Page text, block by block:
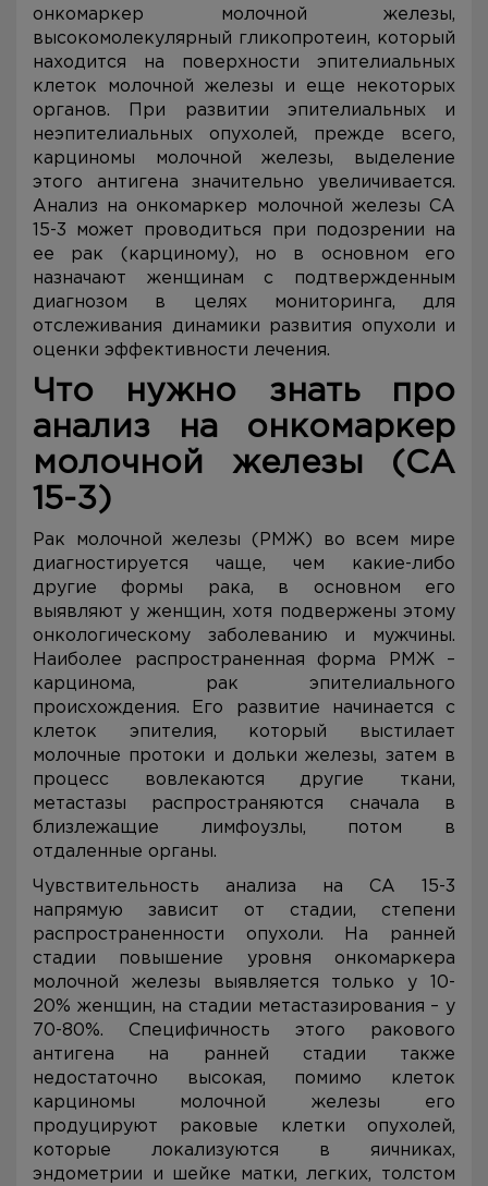
онкомаркер молочной железы,
высокомолекулярный гликопротеин, который
находится на поверхности эпителиальных
клеток молочной железы и еще некоторых
органов. При развитии эпителиальных и
неэпителиальных опухолей, прежде всего,
карциномы молочной железы, выделение
этого антигена значительно увеличивается.
Анализ на онкомаркер молочной железы CA
15-3 может проводиться при подозрении на
ее рак (карциному), но в основном его
назначают женщинам с подтвержденным
диагнозом в целях мониторинга, для
отслеживания динамики развития опухоли и
оценки эффективности лечения.
Что нужно знать про
анализ на онкомаркер
молочной железы (CA
15-3)
Рак молочной железы (РМЖ) во всем мире
диагностируется чаще, чем какие-либо
другие формы рака, в основном его
выявляют у женщин, хотя подвержены этому
онкологическому заболеванию и мужчины.
Наиболее распространенная форма РМЖ –
карцинома, рак эпителиального
происхождения. Его развитие начинается с
клеток эпителия, который выстилает
молочные протоки и дольки железы, затем в
процесс вовлекаются другие ткани,
метастазы распространяются сначала в
близлежащие лимфоузлы, потом в
отдаленные органы.
Чувствительность анализа на CA 15-3
напрямую зависит от стадии, степени
распространенности опухоли. На ранней
стадии повышение уровня онкомаркера
молочной железы выявляется только у 10-
20% женщин, на стадии метастазирования – у
70-80%. Специфичность этого ракового
антигена на ранней стадии также
недостаточно высокая, помимо клеток
карциномы молочной железы его
продуцируют раковые клетки опухолей,
которые локализуются в яичниках,
эндометрии и шейке матки, легких, толстом